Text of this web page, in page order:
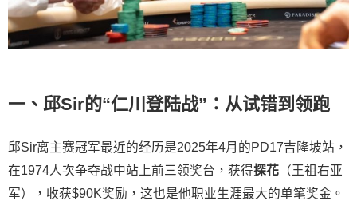
一、邱Sir的“仁川登陆战”：从试错到领跑
邱Sir离主赛冠军最近的经历是2025年4月的PD17吉隆坡站，
在1974人次争夺战中站上前三领奖台，获得探花 （王祖右亚
军），收获$90K奖励，这也是他职业生涯最大的单笔奖金。